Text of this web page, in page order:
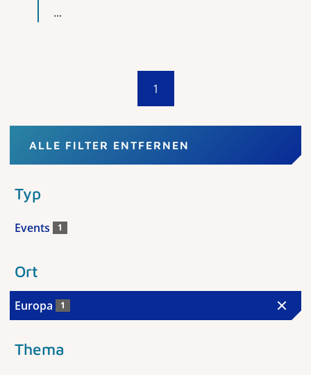
...
1
ALLE FILTER ENTFERNEN
Typ
Events 1
Ort
Europa 1
Thema